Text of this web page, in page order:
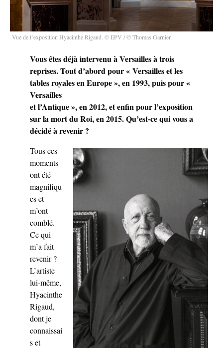
Vue de l’exposition Hyacinthe Rigaud. © EPV / © Thomas Garnier.
Vous êtes déjà intervenu à Versailles à trois
reprises. Tout d’abord pour « Versailles et les
tables royales en Europe », en 1993, puis pour «
Versailles
et l’Antique », en 2012, et enfin pour l’exposition
sur la mort du Roi, en 2015. Qu’est-ce qui vous a
décidé à revenir ?
Tous ces
moments
ont été
magnifiqu
es et
m’ont
comblé.
Ce qui
m’a fait
revenir ?
L’artiste
lui-même,
Hyacinthe
Rigaud,
dont je
connaissai
s et